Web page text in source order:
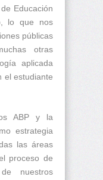
Educación
lo que nos
públicas
otras
aplicada
el estudiante
ABP y la
estrategia
las áreas
proceso de
nuestros